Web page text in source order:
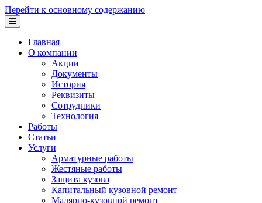
Перейти к основному содержанию
Главная
О компании
Акции
Документы
История
Реквизиты
Сотрудники
Технология
Работы
Статьи
Услуги
Арматурные работы
Жестяные работы
Защита кузова
Капитальный кузовной ремонт
Малярно-кузовной ремонт